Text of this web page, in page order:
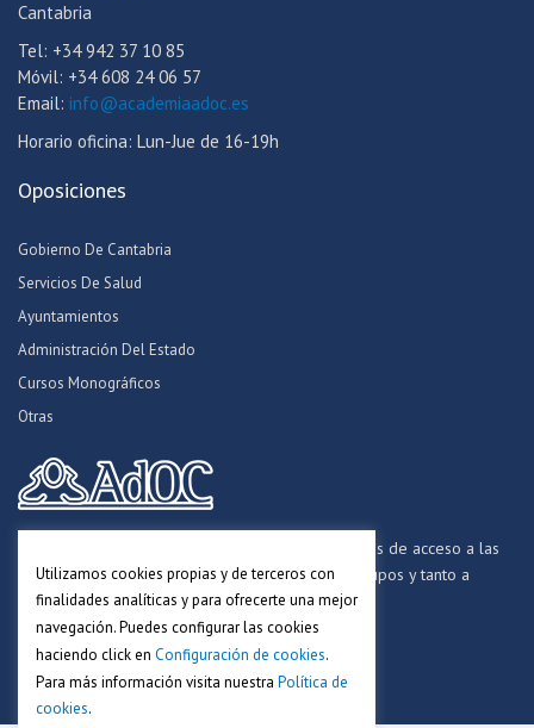
Cantabria
Tel: +34 942 37 10 85
Móvil: +34 608 24 06 57
Email: info@academiaadoc.es
Horario oficina: Lun-Jue de 16-19h
Oposiciones
Gobierno De Cantabria
Servicios De Salud
Ayuntamientos
Administración Del Estado
Cursos Monográficos
Otras
Formamos opositores para los procesos selectivos de acceso a las
distintas Administraciones Públicas, a todos los grupos y tanto a
personal funcionario, laboral y estatutario.
Utilizamos cookies propias y de terceros con
finalidades analíticas y para ofrecerte una mejor
navegación. Puedes configurar las cookies
haciendo click en Configuración de cookies.
Para más información visita nuestra Política de
cookies.